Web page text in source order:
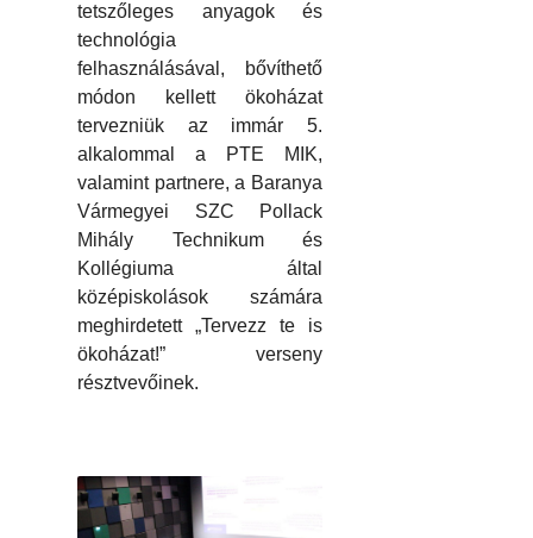
tetszőleges anyagok és
technológia
felhasználásával, bővíthető
módon kellett ökoházat
tervezniük az immár 5.
alkalommal a PTE MIK,
valamint partnere, a Baranya
Vármegyei SZC Pollack
Mihály Technikum és
Kollégiuma által
középiskolások számára
meghirdetett „Tervezz te is
ökoházat!” verseny
résztvevőinek.